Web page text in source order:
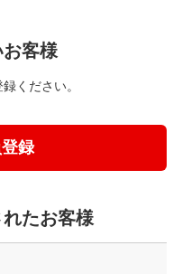
客様
ください。
録
たお客様